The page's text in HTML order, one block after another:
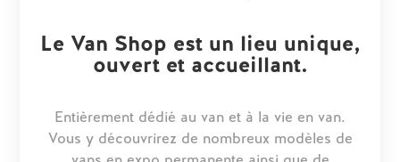
Le Van Shop est un lieu unique,
ouvert et accueillant.
Entièrement dédié au van et à la vie en van.
Vous y découvrirez de nombreux modèles de